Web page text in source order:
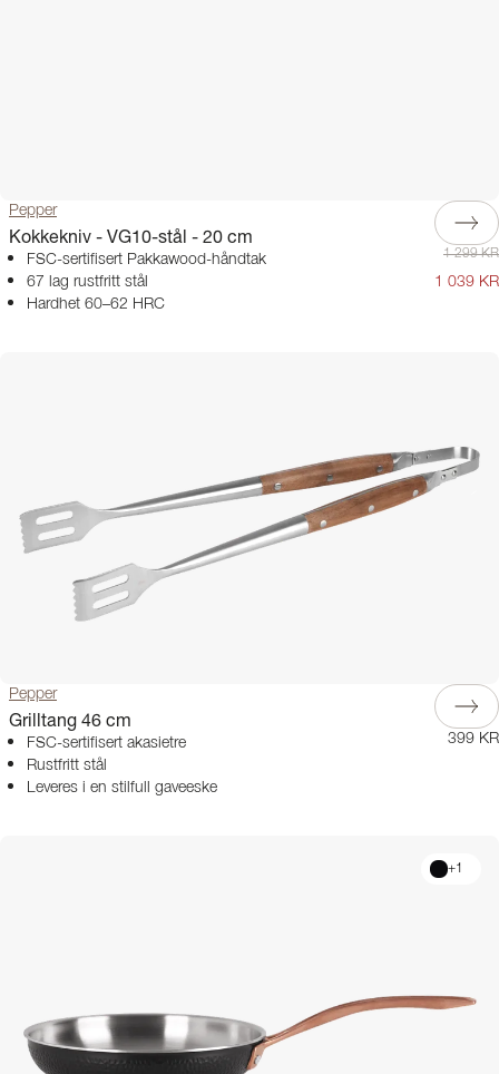
Pepper
Kokkekniv - VG10-stål - 20 cm
FSC-sertifisert Pakkawood-håndtak
67 lag rustfritt stål
Hardhet 60–62 HRC
1 299 KR
1 039 KR
Pepper
Grilltang 46 cm
FSC-sertifisert akasietre
Rustfritt stål
Leveres i en stilfull gaveeske
399 KR
+1